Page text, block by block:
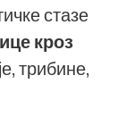
стазе
кроз
трибине,